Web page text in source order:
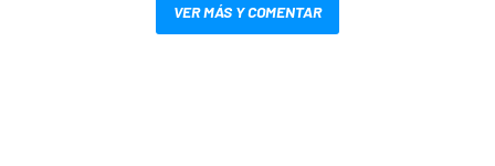
VER MÁS Y COMENTAR